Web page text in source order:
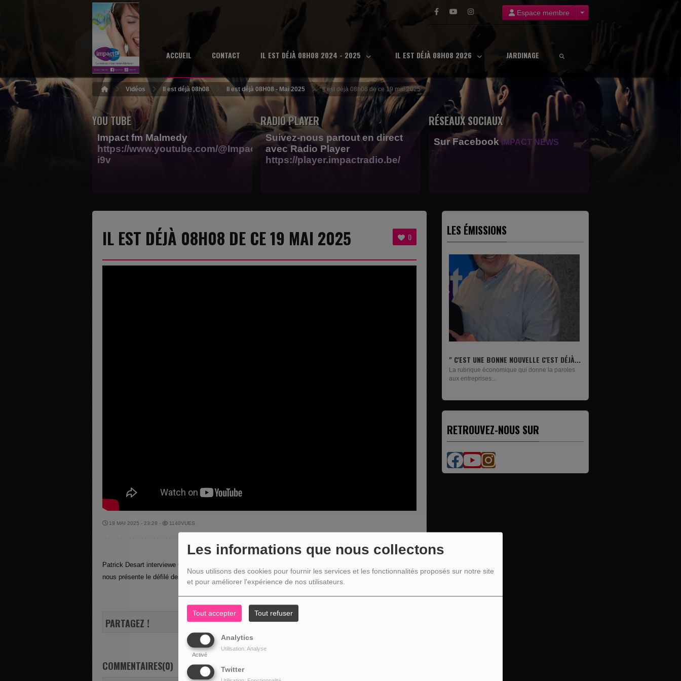
Les informations que nous collectons
Nous utilisons des cookies pour fournir les services et les fonctionnalités proposés sur notre site
et pour améliorer l'expérience de nos utilisateurs.
Tout accepter Tout refuser
Analytics
Activé
Utilisation: Analyse
Twitter
Espace membre
ACCUEIL CONTACT IL EST DÉJÀ 08H08 2024 - 2025 IL EST DÉJÀ 08H08 2026 JARDINAGE
Vidéos Il est déjà 08h08 Il est déjà 08H08 - Mai 2025 Il est déjà 08h08 de ce 19 mai 2025
YOU TUBE
Impact fm Malmedy
https://www.youtube.com/@Impactfm-
i9v
RADIO PLAYER
Suivez-nous partout en direct
avec Radio Player
https://player.impactradio.be/
RÉSEAUX SOCIAUX
Sur Facebook IMPACT NEWS
0
IL EST DÉJÀ 08H08 DE CE 19 MAI 2025
19 MAI 2025 - 23:29 - 1140VUES
Patrick Desart interviewe Charlotte Gérôme, porte-parole de l'association
nous présente le défilé des commerçants du vendredi 23 mai au
PARTAGEZ !
COMMENTAIRES(0)
LES ÉMISSIONS
" C'EST UNE BONNE NOUVELLE C'EST DÉJÀ... LIVRES
Un lundi sur deux, Maxime Janssens vous
présente les livres de...
RETROUVEZ-NOUS SUR